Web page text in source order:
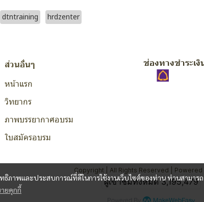
dtntraining hrdzenter
ธิภาพและประสบการณ์ที่ดีในการใช้งานเว็บไซต์ของท่าน ท่านสามาร
ยคุกกี้
ส่วนอื่นๆ
หน้าแรก
วิทยากร
ภาพบรรยากาศอบรม
ใบสมัครอบรม
ช่องทางชำระเงิ
Copyright | All Rights Reserved | Powered
ผู้เข้าชมวันนี้1